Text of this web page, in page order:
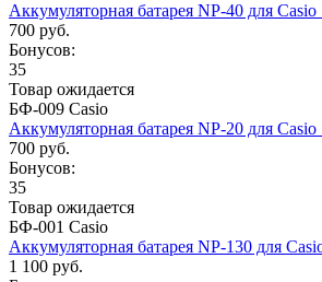
Аккумуляторная батарея NP-40 для
700 руб.
Бонусов:
35
Товар ожидается
БФ-009 Casio
Аккумуляторная батарея NP-20 для
700 руб.
Бонусов:
35
Товар ожидается
БФ-001 Casio
Аккумуляторная батарея NP-130 для
1 100 руб.